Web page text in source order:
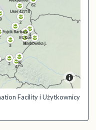
Facility i Użytkownicy